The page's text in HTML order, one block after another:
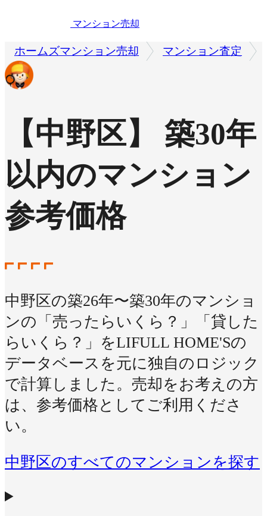
マンション売却
ホームズマンション売却 マンション査定
【中野区】 築30年
以内のマンション
参考価格
中野区の築26年〜築30年のマンショ
ンの「売ったらいくら？」「貸した
らいくら？」をLIFULL HOME'Sの
データベースを元に独自のロジック
で計算しました。売却をお考えの方
は、参考価格としてご利用くださ
い。
中野区のすべてのマンションを探す